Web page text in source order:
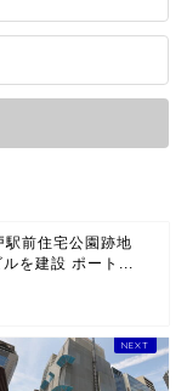
前住宅公園跡地
を建設 ポート...